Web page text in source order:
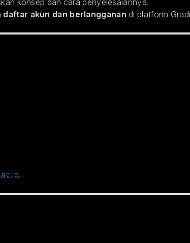
konsep dan cara penyelesaiannya.
daftar akun dan berlangganan di platform
.